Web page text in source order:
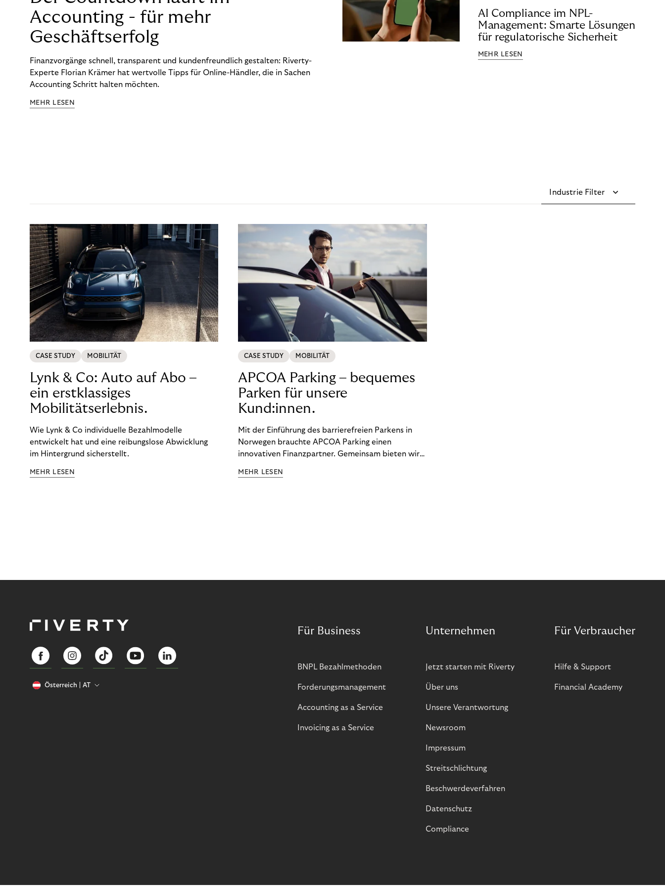
Accounting - für mehr
Geschäftserfolg
Finanzvorgänge schnell, transparent und kundenfreundlich gestalten: Riverty-
Experte Florian Krämer hat wertvolle Tipps für Online-Händler, die in Sachen
Accounting Schritt halten möchten.
MEHR LESEN
AI Compliance im NPL-
Management: Smarte Lösungen
für regulatorische Sicherheit
MEHR LESEN
Industrie Filter
CASE STUDY MOBILITÄT
Lynk & Co: Auto auf Abo –
ein erstklassiges
Mobilitätserlebnis.
Wie Lynk & Co individuelle Bezahlmodelle
entwickelt hat und eine reibungslose Abwicklung
im Hintergrund sicherstellt.
MEHR LESEN
CASE STUDY MOBILITÄT
APCOA Parking – bequemes
Parken für unsere
Kund:innen.
Mit der Einführung des barrierefreien Parkens in
Norwegen brauchte APCOA Parking einen
innovativen Finanzpartner. Gemeinsam bieten wir
Erlebnis.
MEHR LESEN
Österreich AT
Für Business
BNPL Bezahlmethoden
Forderungsmanagement
Accounting as a Service
Invoicing as a Service
Unternehmen
Jetzt starten mit Riverty
Über uns
Unsere Verantwortung
Newsroom
Impressum
Streitschlichtung
Beschwerdeverfahren
Datenschutz
Compliance
Für Verbraucher
Hilfe & Support
Financial Academy